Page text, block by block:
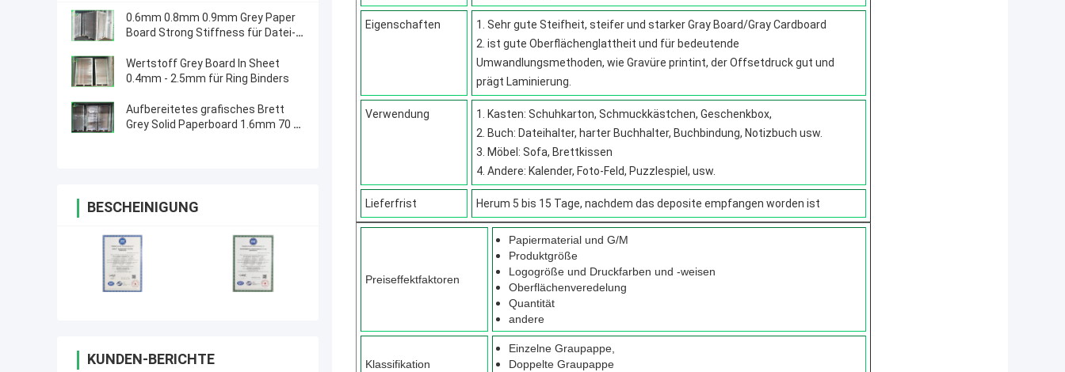
0.6mm 0.8mm 0.9mm Grey Paper
Board Strong Stiffness für Datei-
Wertstoff Grey Board In Sheet
0.4mm - 2.5mm für Ring Binders
Aufbereitetes grafisches Brett
Grey Solid Paperboard 1.6mm 70 x
BESCHEINIGUNG
KUNDEN-BERICHTE
Eigenschaften
1. Sehr gute Steifheit, steifer und starker Gray Board/Gray Cardboard
2. ist gute Oberflächenglattheit und für bedeutende
Umwandlungsmethoden, wie Gravüre printint, der Offsetdruck gut und
prägt Laminierung.
Verwendung
1. Kasten: Schuhkarton, Schmuckkästchen, Geschenkbox,
2. Buch: Dateihalter, harter Buchhalter, Buchbindung, Notizbuch usw.
3. Möbel: Sofa, Brettkissen
4. Andere: Kalender, Foto-Feld, Puzzlespiel, usw.
Lieferfrist Herum 5 bis 15 Tage, nachdem das deposite empfangen worden ist
Preiseffektfaktoren
Papiermaterial und G/M
Produktgröße
Logogröße und Druckfarben und -weisen
Oberflächenveredelung
Quantität
andere
Klassifikation
Einzelne Graupappe,
Doppelte Graupappe